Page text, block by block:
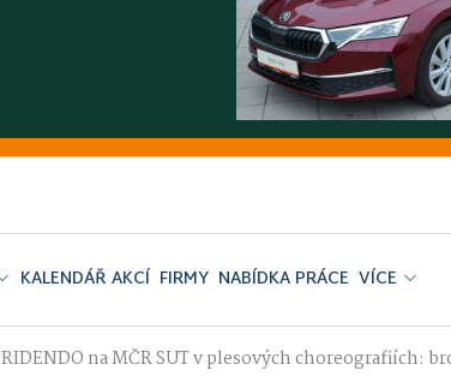
KALENDÁŘ AKCÍ FIRMY NABÍDKA PRÁCE VÍCE
RIDENDO na MČR SUT v plesových choreografiích: